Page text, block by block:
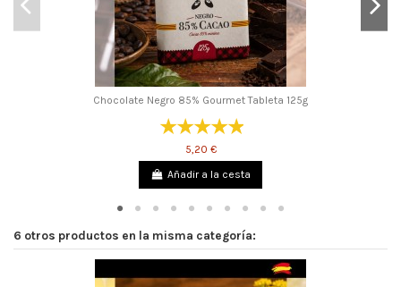
Chocolate Negro 85% Gourmet Tableta 125g
5,20 €
Añadir a la cesta
6 otros productos en la misma categoría: